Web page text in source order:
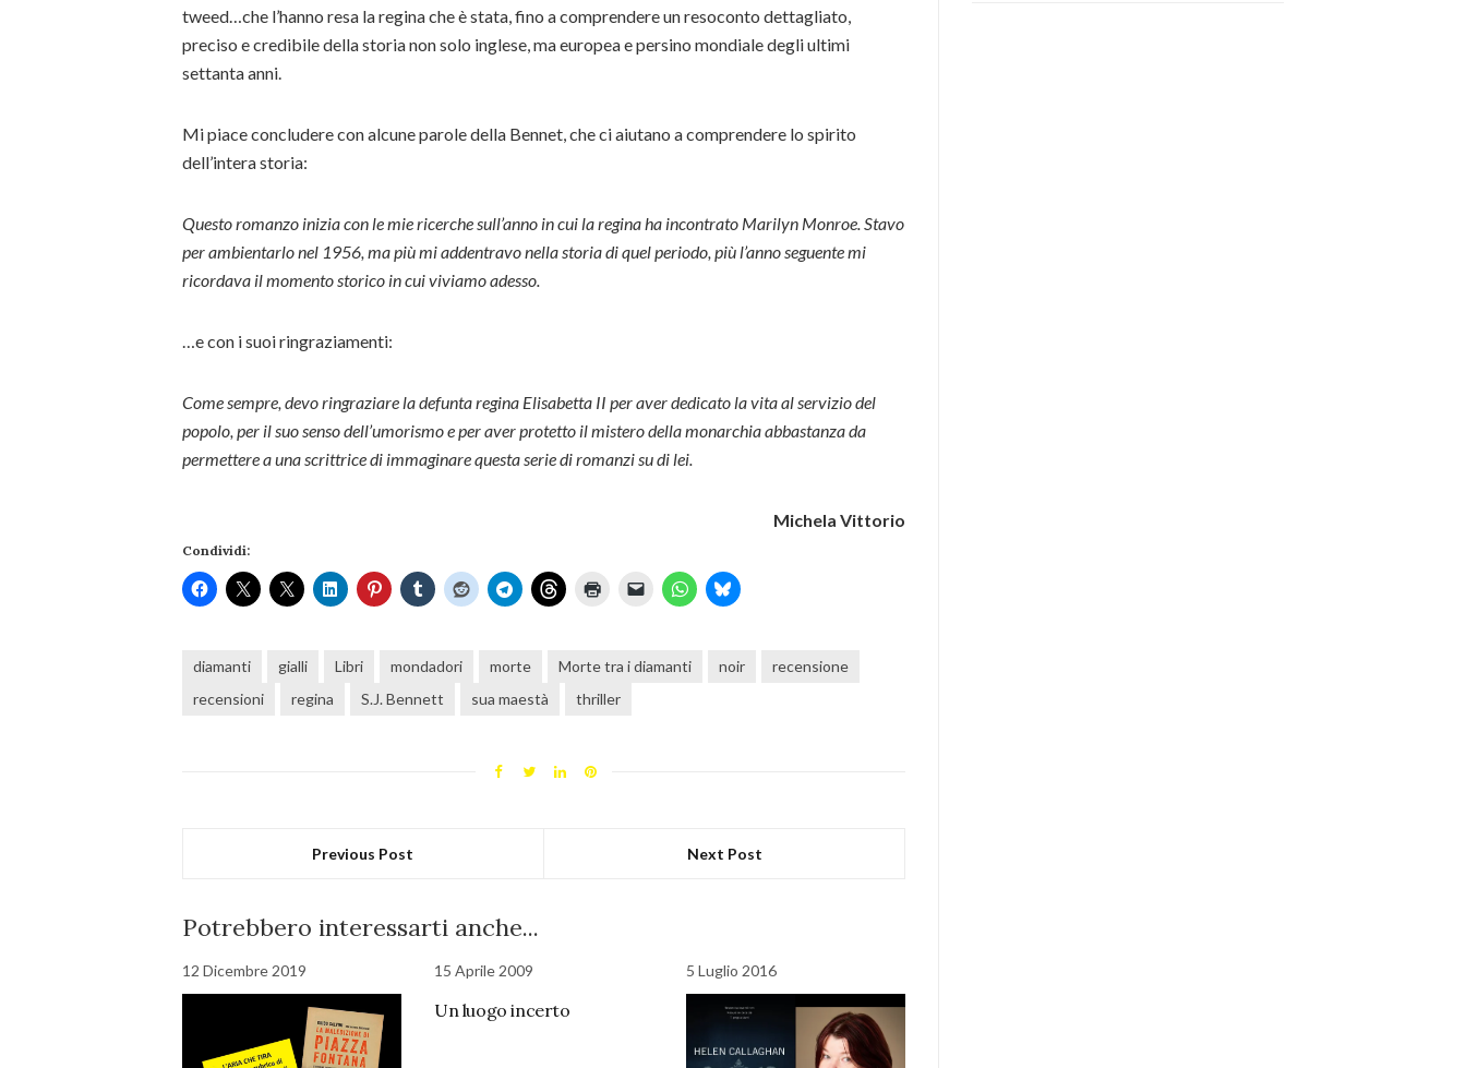
tweed…che l’hanno resa la regina che è stata, fino a comprendere un resoconto dettagliato,
preciso e credibile della storia non solo inglese, ma europea e persino mondiale degli ultimi
settanta anni.
Mi piace concludere con alcune parole della Bennet, che ci aiutano a comprendere lo spirito
dell’intera storia:
Questo romanzo inizia con le mie ricerche sull’anno in cui la regina ha incontrato Marilyn Monroe. Stavo
per ambientarlo nel 1956, ma più mi addentravo nella storia di quel periodo, più l’anno seguente mi
ricordava il momento storico in cui viviamo adesso.
…e con i suoi ringraziamenti:
Come sempre, devo ringraziare la defunta regina Elisabetta II per aver dedicato la vita al servizio del
popolo, per il suo senso dell’umorismo e per aver protetto il mistero della monarchia abbastanza da
permettere a una scrittrice di immaginare questa serie di romanzi su di lei.
Michela Vittorio
Condividi:
diamanti gialli Libri mondadori morte Morte tra i diamanti noir
recensione
recensioni
regina S.J. Bennett sua maestà thriller
Previous Post Next Post
Potrebbero interessarti anche...
12 Dicembre 2019 15 Aprile 2009
Un luogo incerto
5 Luglio 2016